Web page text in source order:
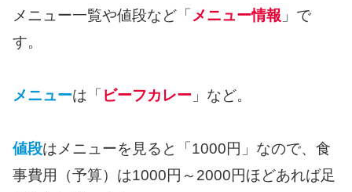
メニュー一覧や値段など「 メニュー情報 」で
す。
メニューは「 ビーフカレー 」など。
値段はメニューを見ると「1000円」なので、食
事費用（予算）は1000円～2000円ほどあれば足